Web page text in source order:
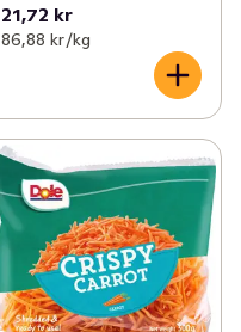
21,72 kr
86,88 kr /kg